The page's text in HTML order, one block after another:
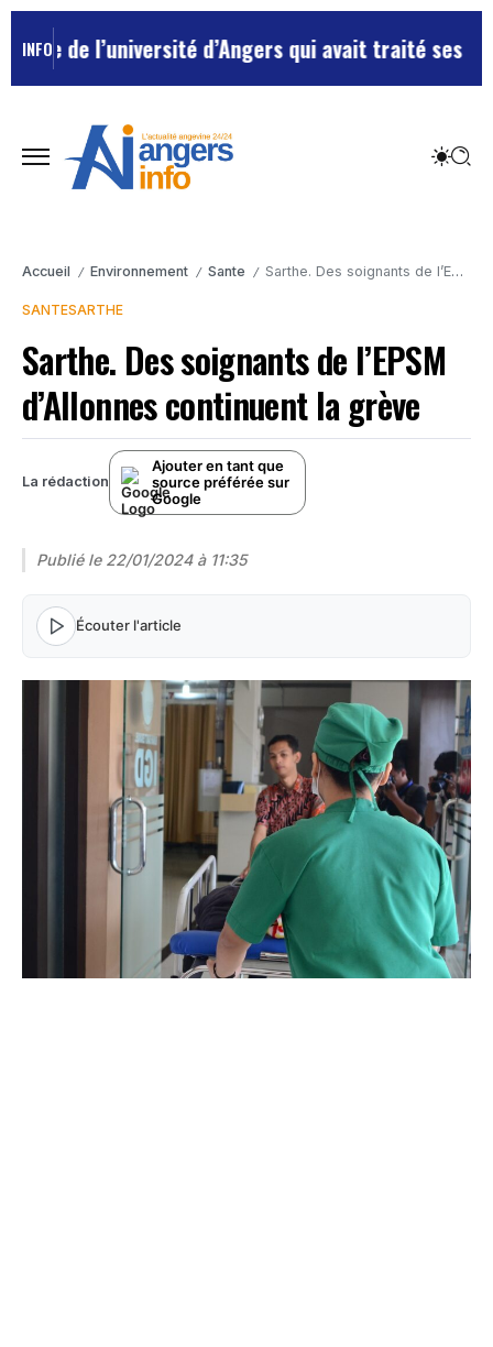
INFO
de l’université d’Angers qui avait traité ses chefs
Accueil / Environnement / Sante / Sarthe. Des soignants de l’EPSM d’Allonnes continuent la grève
SANTESARTHE
Sarthe. Des soignants de l’EPSM
d’Allonnes continuent la grève
La rédaction
Ajouter en tant que
source préférée sur
Google
Publié le 22/01/2024 à 11:35
Écouter l'article